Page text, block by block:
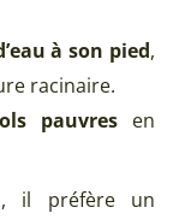
à son pied,
racinaire.
pauvresen
il préfère un